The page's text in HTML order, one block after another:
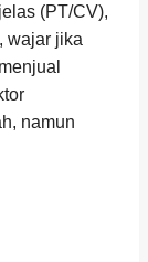
(PT/CV),
wajar jika
namun